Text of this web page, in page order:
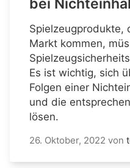
bei
Spielzeugprodukte,
Markt kommen,
Es ist wichtig, sich
Folgen einer
und die
lösen.
26. Oktober, 2022 von